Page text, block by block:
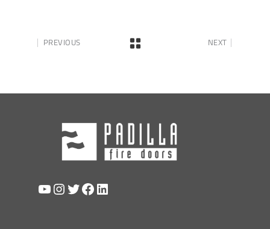
PREVIOUS NEXT
YouTube
Instagram
Twitter
Facebook
LinkedIn